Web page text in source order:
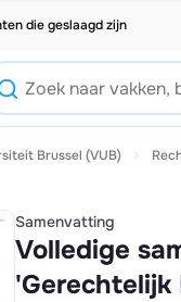
die geslaagd zijn
Brussel (VUB)
Samenvatting
Volledige